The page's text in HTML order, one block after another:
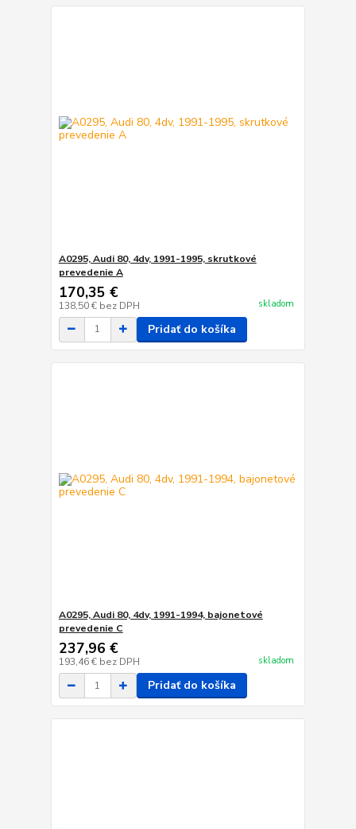
A0295, Audi 80, 4dv, 1991-1995, skrutkové
prevedenie A
170,35 €
138,50 € bez DPH skladom
Pridať do košíka
A0295, Audi 80, 4dv, 1991-1994, bajonetové
prevedenie C
237,96 €
193,46 € bez DPH skladom
Pridať do košíka